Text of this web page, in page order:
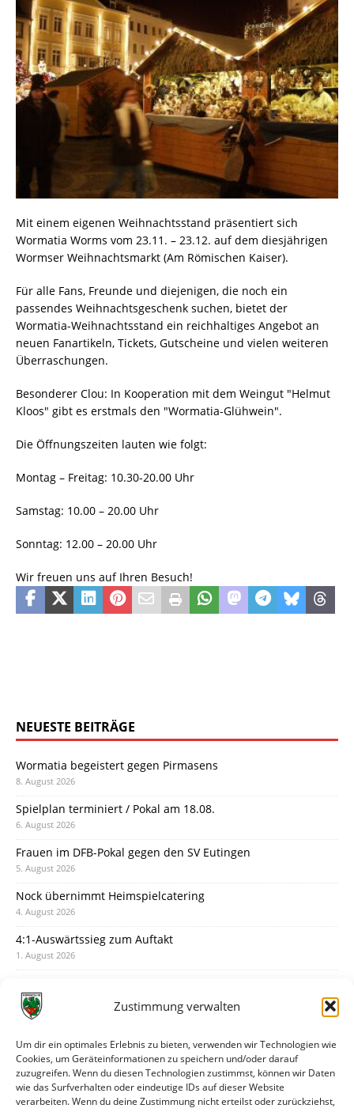
Zustimmung verwalten
Um dir ein optimales Erlebnis zu bieten, verwenden wir Technologien wie
Cookies, um Geräteinformationen zu speichern und/oder darauf
zuzugreifen. Wenn du diesen Technologien zustimmst, können wir Daten
wie das Surfverhalten oder eindeutige IDs auf dieser Website
verarbeiten. Wenn du deine Zustimmung nicht erteilst oder zurückziehst,
Mit einem eigenen Weihnachtsstand präsentiert sich
Wormatia Worms vom 23.11. – 23.12. auf dem diesjährigen
Wormser Weihnachtsmarkt (Am Römischen Kaiser).
Für alle Fans, Freunde und diejenigen, die noch ein
passendes Weihnachtsgeschenk suchen, bietet der
Wormatia-Weihnachtsstand ein reichhaltiges Angebot an
neuen Fanartikeln, Tickets, Gutscheine und vielen weiteren
Überraschungen.
Besonderer Clou: In Kooperation mit dem Weingut "Helmut
Kloos" gibt es erstmals den "Wormatia-Glühwein".
Die Öffnungszeiten lauten wie folgt:
Montag – Freitag: 10.30-20.00 Uhr
Samstag: 10.00 – 20.00 Uhr
Sonntag: 12.00 – 20.00 Uhr
Wir freuen uns auf Ihren Besuch!
NEUESTE BEITRÄGE
Wormatia begeistert gegen Pirmasens
8. August 2026
Spielplan terminiert / Pokal am 18.08.
6. August 2026
Frauen im DFB-Pokal gegen den SV Eutingen
5. August 2026
Nock übernimmt Heimspielcatering
4. August 2026
4:1-Auswärtssieg zum Auftakt
1. August 2026
31. Juli 2026
30. Juli 2026
Deine Spielminute: 89+1
28. Juli 2026